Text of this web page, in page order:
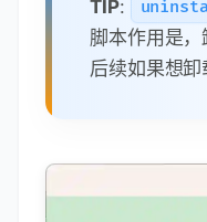
TIP:
脚本作用是，
后续如果想卸